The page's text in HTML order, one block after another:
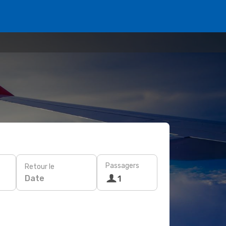
Retour le
Date
Passagers
1